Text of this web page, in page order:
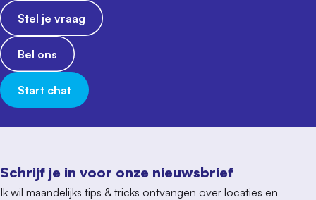
Schrijf je in voor onze nieuwsbrief
Ik wil maandelijks tips & tricks ontvangen over locaties en
Stel je vraag
Bel ons
Start chat